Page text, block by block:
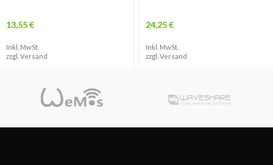
13,55€
Inkl. MwSt.
zzgl. Versand
24,25€
Inkl. MwSt.
zzgl. Versand